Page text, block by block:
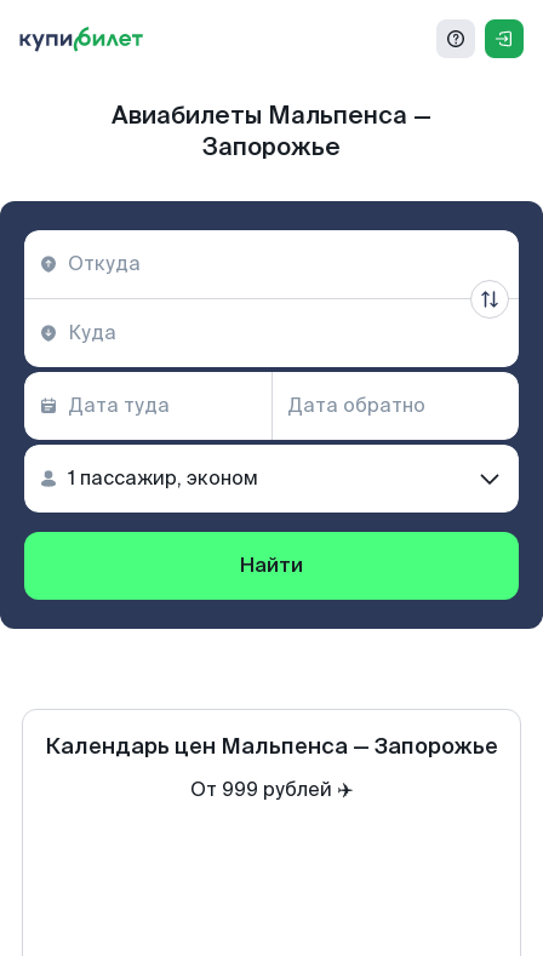
Авиабилеты Мальпенса —
Запорожье
Найти
Календарь цен Мальпенса — Запорожье
От 999 рублей ✈️